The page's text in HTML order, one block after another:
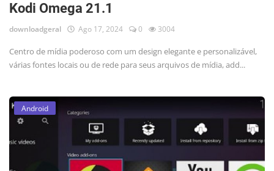
Kodi Omega 21.1
downloadgeral Ago 17, 2024 0 3004
Centro de mídia poderoso com um design elegante e personalizável,
várias fontes locais ou de rede para seus arquivos de mídia, add...
Android